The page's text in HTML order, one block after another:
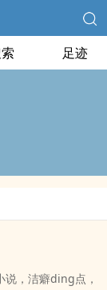
足迹
，洁癖ding点，